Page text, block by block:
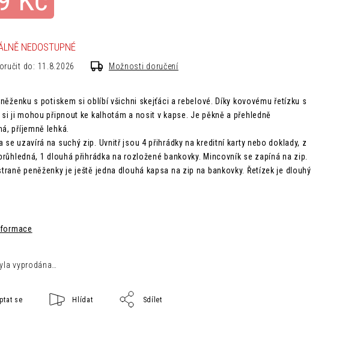
s potiskem si oblíbí všichni skejťáci a rebelové. Díky kovovému řetízku s
si ji mohou připnout ke kalhotám a nosit v kapse. Je pěkně a přehledně
příjemně lehká.
se uzavírá na suchý zip. Uvnitř jsou 4 přihrádky na kreditní karty nebo doklady, z
1 dlouhá přihrádka na rozložené bankovky. Mincovník se zapíná na zip.
peněženky je ještě jedna dlouhá kapsa na zip na bankovky. Řetízek je dlouhý
vyprodána…
NEDOSTUPNÉ
do: 11.8.2026 Možnosti doručení
se Hlídat Sdílet